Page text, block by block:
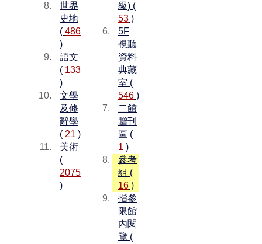
世界
史地
( 486
)
語文
( 133
)
文學
及修
辭學
( 21 )
美術
(
2075
)
級) (
53)
5F
視聽
資料
典藏
室 (
546)
二館
贈刊
區 (
1 )
參考
組 (
16)
指參
限館
內閱
覽 (